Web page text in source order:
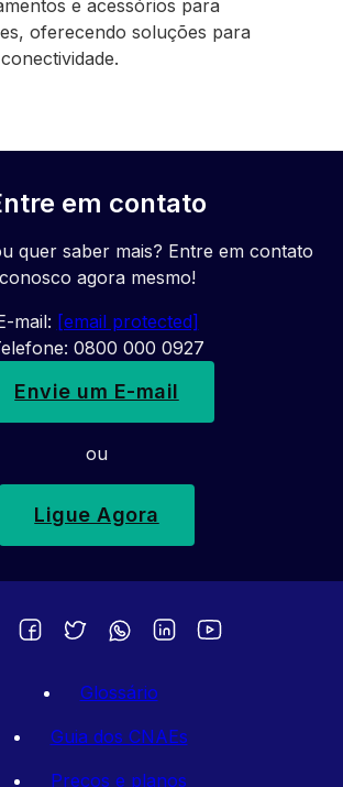
e acessórios para
oferecendo soluções para
em contato
quer saber mais? Entre em contato
conosco agora mesmo!
mail: [email protected]
0800 000 0927
Envie um E-mail
ou
Ligue Agora
Glossário
Guia dos CNAEs
Preços e planos